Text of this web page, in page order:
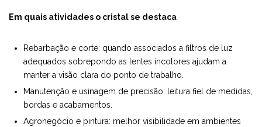
Em quais atividades o cristal se destaca
Rebarbação e corte: quando associados a filtros de luz
adequados sobrepondo as lentes incolores ajudam a
manter a visão clara do ponto de trabalho.
Manutenção e usinagem de precisão: leitura fiel de medidas,
bordas e acabamentos.
Agronegócio e pintura: melhor visibilidade em ambientes